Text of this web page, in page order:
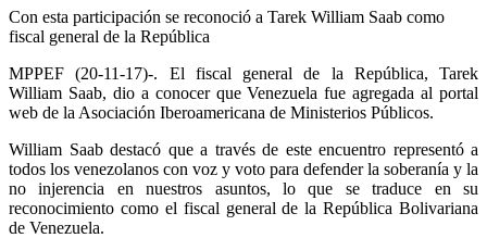
Con esta participación se reconoció a Tarek William Saab como
fiscal general de la República
MPPEF (20-11-17)-. El fiscal general de la República, Tarek
William Saab, dio a conocer que Venezuela fue agregada al portal
web de la Asociación Iberoamericana de Ministerios Públicos.
William Saab destacó que a través de este encuentro representó a
todos los venezolanos con voz y voto para defender la soberanía y la
no injerencia en nuestros asuntos, lo que se traduce en su
reconocimiento como el fiscal general de la República Bolivariana
de Venezuela.